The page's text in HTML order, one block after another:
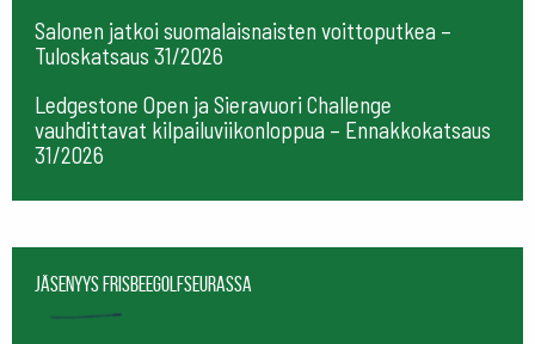
Salonen jatkoi suomalaisnaisten voittoputkea –
Tuloskatsaus 31/2026
Ledgestone Open ja Sieravuori Challenge
vauhdittavat kilpailuviikonloppua – Ennakkokatsaus
31/2026
Jäsenyys frisbeegolfseurassa